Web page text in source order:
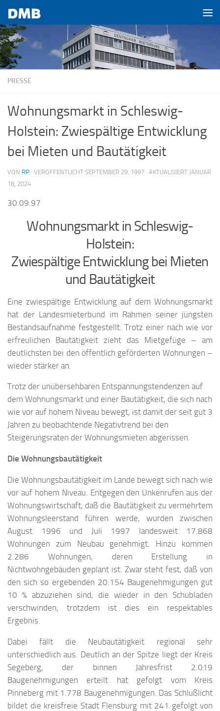
Zum Inhalt springen
PRESSE
Wohnungsmarkt in Schleswig-
Holstein: Zwiespältige Entwicklung
bei Mieten und Bautätigkeit
VON RP · VERÖFFENTLICHT SEPTEMBER 29, 1997 · AKTUALISIERT JANUAR
18, 2024
30.09.97
Wohnungsmarkt in Schleswig-
Holstein:
Zwiespältige Entwicklung bei Mieten
und Bautätigkeit
Eine zwiespältige Entwicklung auf dem Wohnungsmarkt
hat der Landesmieterbund im Rahmen seiner jüngsten
Bestandsaufnahme festgestellt. Trotz einer nach wie vor
erfreulichen Bautätigkeit zieht das Mietgefüge – am
deutlichsten bei den öffentlich geförderten Wohnungen –
wieder stärker an.
Trotz der unübersehbaren Entspannungstendenzen auf
dem Wohnungsmarkt und einer Bautätigkeit, die sich nach
wie vor auf hohem Niveau bewegt, ist damit der seit gut 3
Jahren zu beobachtende Negativtrend bei den
Steigerungsraten der Wohnungsmieten abgerissen.
Die Wohnungsbautätigkeit
Die Wohnungsbautätigkeit im Lande bewegt sich nach wie
vor auf hohem Niveau. Entgegen den Unkenrufen aus der
Wohnungswirtschaft, daß die Bautätigkeit zu vermehrtem
Wohnungsleerstand führen werde, wurden zwischen
August 1996 und Juli 1997 landesweit 17.868
Wohnungen zum Neubau genehmigt. Hinzu kommen
2.286 Wohnungen, deren Erstellung in
Nichtwohngebäuden geplant ist. Zwar steht fest, daß von
den sich so ergebenden 20.154 Baugenehmigungen gut
10 % abzuziehen sind, die wieder in den Schubladen
verschwinden, trotzdem ist dies ein respektables
Ergebnis.
Dabei fällt die Neubautätigkeit regional sehr
unterschiedlich aus. Deutlich an der Spitze liegt der Kreis
Segeberg, der binnen Jahresfrist 2.019
Baugenehmigungen erteilt hat gefolgt vom Kreis
Pinneberg mit 1.778 Baugenehmigungen. Das Schlußlicht
bildet die kreisfreie Stadt Flensburg mit 241 gefolgt von